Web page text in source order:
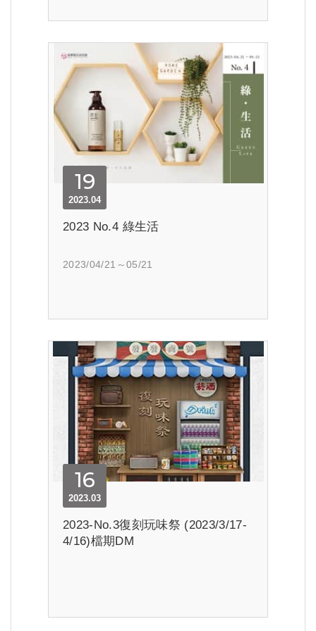
19
2023.04
2023 No.4 綠生活
2023/04/21～05/21
16
2023.03
2023-No.3復刻玩味祭 (2023/3/17-
4/16)檔期DM